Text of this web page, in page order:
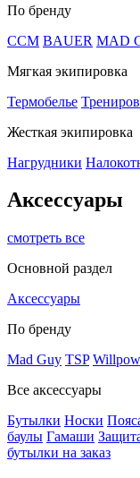
По бренду
CCM BAUER MAD
Мягкая экипировка
Термобелье
Жесткая экипировка
Нагрудники
Аксессуары
смотреть все
Основной раздел
Аксессуары
По бренду
Mad Guy TSP
Все аксессуары
Бутылки Носки
баулы Гамаши
бутылки на заказ